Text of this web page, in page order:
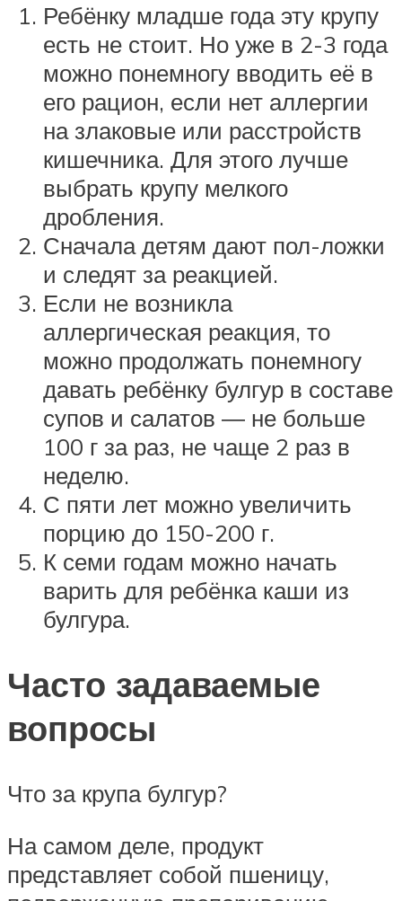
Ребёнку младше года эту крупу
есть не стоит. Но уже в 2-3 года
можно понемногу вводить её в
его рацион, если нет аллергии
на злаковые или расстройств
кишечника. Для этого лучше
выбрать крупу мелкого
дробления.
Сначала детям дают пол-ложки
и следят за реакцией.
Если не возникла
аллергическая реакция, то
можно продолжать понемногу
давать ребёнку булгур в составе
супов и салатов ― не больше
100 г за раз, не чаще 2 раз в
неделю.
С пяти лет можно увеличить
порцию до 150-200 г.
К семи годам можно начать
варить для ребёнка каши из
булгура.
Часто задаваемые
вопросы
Что за крупа булгур?
На самом деле, продукт
представляет собой пшеницу,